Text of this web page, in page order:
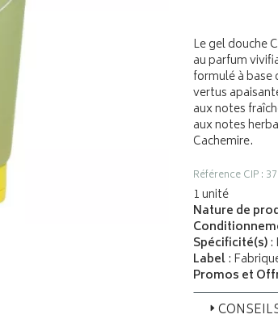
Le gel douche
au parfum
formulé à
vertus
aux notes
aux notes
Cachemire.
Référence CIP :
1 unité
Nature de
Spécificité(s):
Label:
Promos et